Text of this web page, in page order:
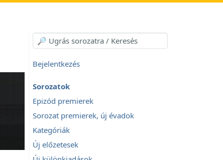
Bejelentkezés
Sorozatok
Epizód premierek
Sorozat premierek, új évadok
Kategóriák
Új előzetesek